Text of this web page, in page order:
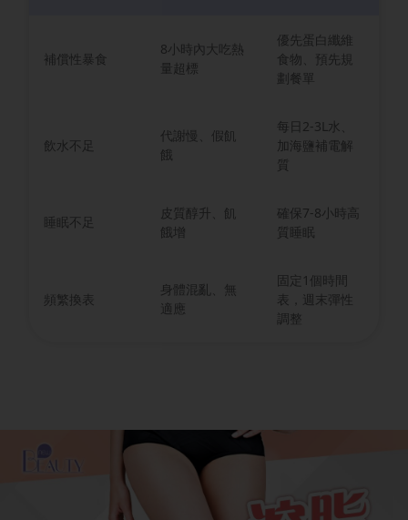
補償性暴食
8小時內大吃熱
量超標
優先蛋白纖維
食物、預先規
劃餐單
飲水不足
代謝慢、假飢
餓
每日2-3L水、
加海鹽補電解
質
睡眠不足
皮質醇升、飢
餓增
確保7-8小時高
質睡眠
頻繁換表
身體混亂、無
適應
固定1個時間
表，週末彈性
調整